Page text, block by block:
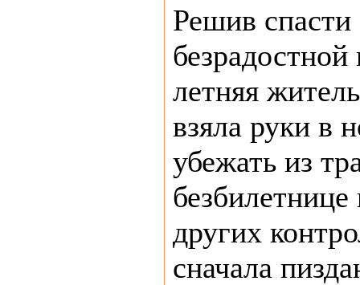
Решив спасти
летняя
взяла руки в
убежать из
других
сначала